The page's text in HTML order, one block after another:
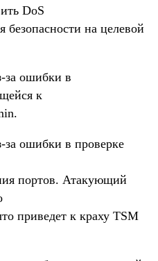
DoS
безопасности на целевой
за ошибки в
к
за ошибки в проверке
портов. Атакующий
приведет к краху TSM